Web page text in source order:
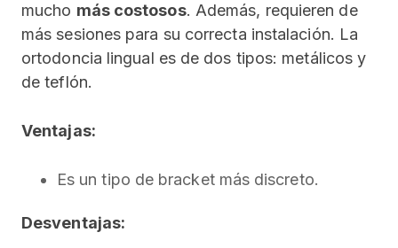
mucho más costosos. Además, requieren de
más sesiones para su correcta instalación. La
ortodoncia lingual es de dos tipos: metálicos y
de teflón.
Ventajas:
Es un tipo de bracket más discreto.
Desventajas: